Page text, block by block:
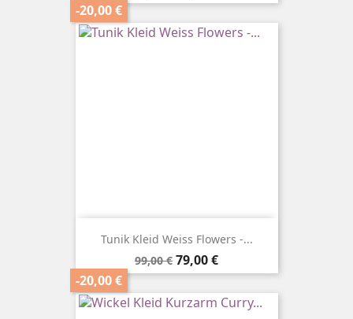
-20,00 €
Tunik Kleid Weiss Flowers -...
Verkaufspreis
99,00 €
-20,00 €
Preis
79,00 €